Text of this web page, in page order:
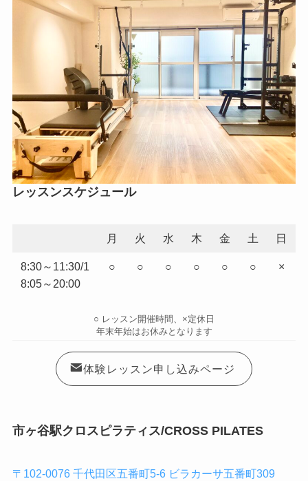
レッスンスケジュール
月 火 水 木 金 土 日
8:30～11:30/1
8:05～20:00
○ ○ ○ ○ ○ ○ ×
○ レッスン開催時間、×定休日
年末年始はお休みとなります
体験レッスン申し込みページ
市ヶ谷駅クロスピラティス/CROSS PILATES
〒102-0076 千代田区五番町5-6 ビラカーサ五番町309